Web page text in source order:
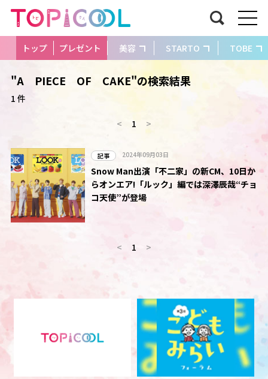
トップ プレゼント 美容 STARTO TOBE
"A PIECE OF CAKE"の検索結果
1 件
< 1 >
記事 2024年09月03日
Snow Man出演「不二家」の新CM、10日か
らオンエア!「ルック」編では深澤辰哉“チョ
コ天使”が登場
< 1 >